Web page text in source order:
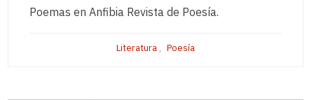
Poemas en Anfibia Revista de Poesía.
Literatura, Poesía